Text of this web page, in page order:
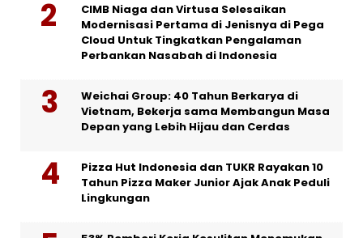
CIMB Niaga dan Virtusa Selesaikan
Modernisasi Pertama di Jenisnya di Pega
Cloud Untuk Tingkatkan Pengalaman
Perbankan Nasabah di Indonesia
Weichai Group: 40 Tahun Berkarya di
Vietnam, Bekerja sama Membangun Masa
Depan yang Lebih Hijau dan Cerdas
Pizza Hut Indonesia dan TUKR Rayakan 10
Tahun Pizza Maker Junior Ajak Anak Peduli
Lingkungan